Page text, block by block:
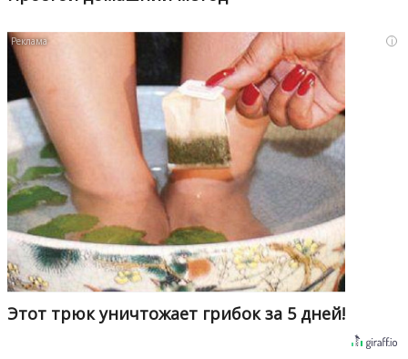
i
Этот трюк уничтожает грибок за 5 дней!